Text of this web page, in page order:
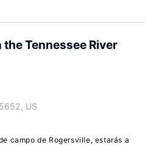
Tennessee River
US
campo de Rogersville, estarás a